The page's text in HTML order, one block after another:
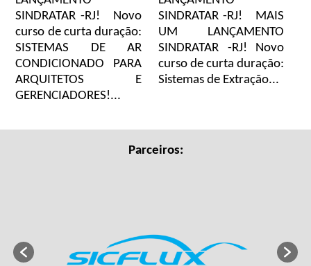
SINDRATAR -RJ! Novo
curso de curta duração:
SISTEMAS DE AR
CONDICIONADO PARA
ARQUITETOS E
GERENCIADORES!...
SINDRATAR -RJ! MAIS
UM LANÇAMENTO
SINDRATAR -RJ! Novo
curso de curta duração:
Sistemas de Extração...
Parceiros: